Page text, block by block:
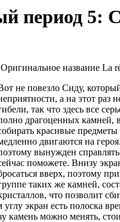
период 5:
название La
не повезло Сиду,
а на этот раз
так что здесь все
драгоценных камней,
красивые
двигаются на
вынужден
поможете. Внизу
вверх, поэтому
таких же камней,
что позволит
экран есть полоска
камень можно менять,